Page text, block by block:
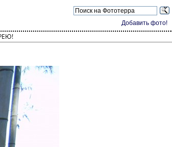
Добавить фото!